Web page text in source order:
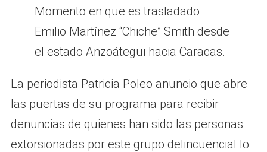
Momento en que es trasladado
Emilio Martínez “Chiche” Smith desde
el estado Anzoátegui hacia Caracas.
La periodista Patricia Poleo anuncio que abre
las puertas de su programa para recibir
denuncias de quienes han sido las personas
extorsionadas por este grupo delincuencial lo